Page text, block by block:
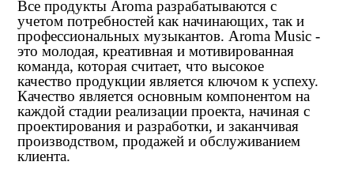
Все продукты Aroma разрабатываются с
учетом потребностей как начинающих, так и
профессиональных музыкантов. Aroma Music -
это молодая, креативная и мотивированная
команда, которая считает, что высокое
качество продукции является ключом к успеху.
Качество является основным компонентом на
каждой стадии реализации проекта, начиная с
проектирования и разработки, и заканчивая
производством, продажей и обслуживанием
клиента.